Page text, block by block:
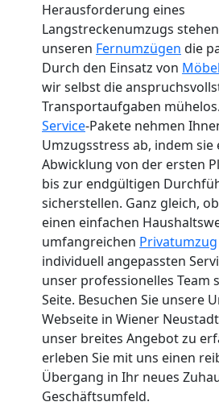
Herausforderung eines
Langstreckenumzugs
unseren Fernumzügen die
Durch den Einsatz von
wir selbst die
Transportaufgaben
Service-Pakete nehmen
Umzugsstress ab, indem sie
Abwicklung von der ersten
bis zur endgültigen
sicherstellen. Ganz gleich,
einen einfachen
umfangreichen Privatumzug
individuell angepassten
unser professionelles Team
Seite. Besuchen Sie unsere
Webseite in Wiener
unser breites Angebot zu
erleben Sie mit uns einen
Übergang in Ihr neues
Geschäftsumfeld.